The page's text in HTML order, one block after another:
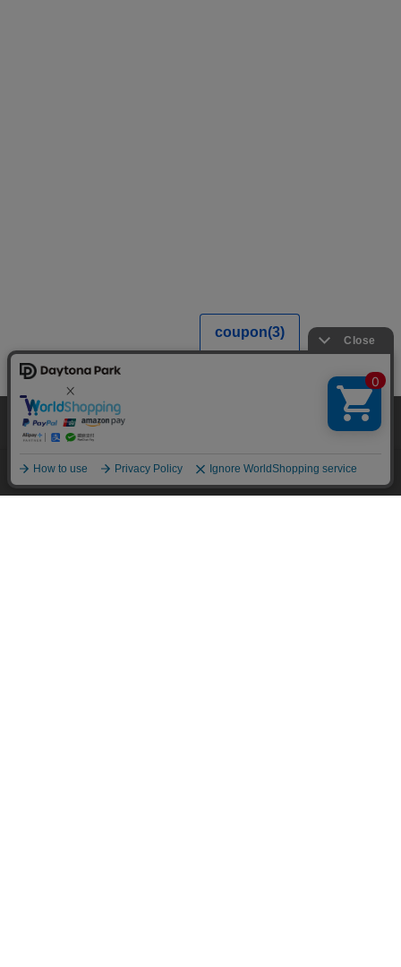
メニュー スタイリング 探す お気に入り カート
当サイトでは利用体験の向上およびコンテンツの最適な提供、トラフィック
の分析を目的としてCookieを使用しています。
サイトの閲覧を継続された場合、Cookieの利用に同意したことものといたし
ます。
承諾する